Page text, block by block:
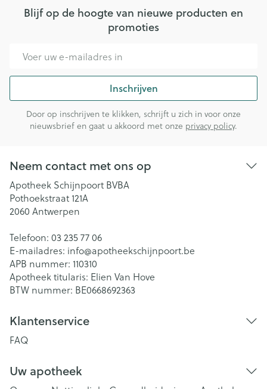
Blijf op de hoogte van nieuwe producten en
promoties
Inschrijven
Door op inschrijven te klikken, schrijft u zich in voor onze
nieuwsbrief en gaat u akkoord met onze privacy policy.
Neem contact met ons op
Apotheek Schijnpoort BVBA
Pothoekstraat 121A
2060 Antwerpen
Telefoon: 03 235 77 06
E-mailadres: info@apotheekschijnpoort.be
APB nummer: 110310
Apotheek titularis: Elien Van Hove
BTW nummer: BE0668692363
Klantenservice
FAQ
Uw apotheek